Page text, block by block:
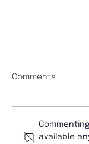
Comments
available